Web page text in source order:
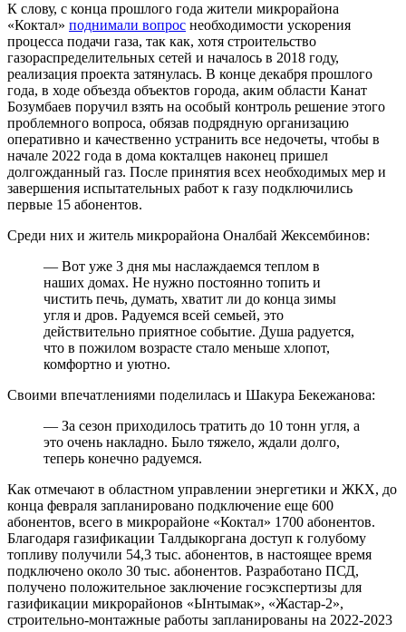
К слову, с конца прошлого года жители микрорайона
«Коктал» поднимали вопрос необходимости ускорения
процесса подачи газа, так как, хотя строительство
газораспределительных сетей и началось в 2018 году,
реализация проекта затянулась. В конце декабря прошлого
года, в ходе объезда объектов города, аким области Канат
Бозумбаев поручил взять на особый контроль решение этого
проблемного вопроса, обязав подрядную организацию
оперативно и качественно устранить все недочеты, чтобы в
начале 2022 года в дома кокталцев наконец пришел
долгожданный газ. После принятия всех необходимых мер и
завершения испытательных работ к газу подключились
первые 15 абонентов.
Среди них и житель микрорайона Оналбай Жексембинов:
— Вот уже 3 дня мы наслаждаемся теплом в
наших домах. Не нужно постоянно топить и
чистить печь, думать, хватит ли до конца зимы
угля и дров. Радуемся всей семьей, это
действительно приятное событие. Душа радуется,
что в пожилом возрасте стало меньше хлопот,
комфортно и уютно.
Своими впечатлениями поделилась и Шакура Бекежанова:
— За сезон приходилось тратить до 10 тонн угля, а
это очень накладно. Было тяжело, ждали долго,
теперь конечно радуемся.
Как отмечают в областном управлении энергетики и ЖКХ, до
конца февраля запланировано подключение еще 600
абонентов, всего в микрорайоне «Коктал» 1700 абонентов.
Благодаря газификации Талдыкоргана доступ к голубому
топливу получили 54,3 тыс. абонентов, в настоящее время
подключено около 30 тыс. абонентов. Разработано ПСД,
получено положительное заключение госэкспертизы для
газификации микрорайонов «Ынтымак», «Жастар-2»,
строительно-монтажные работы запланированы на 2022-2023